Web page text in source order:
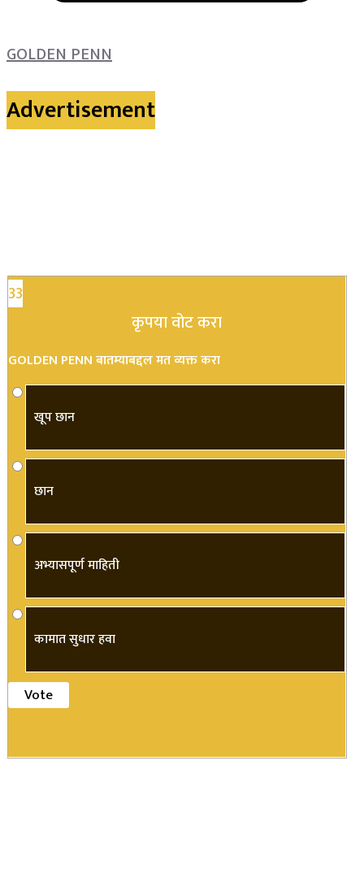
GOLDEN PENN
Advertisement
33
कृपया वोट करा
GOLDEN PENN बातम्याबद्दल मत व्यक्त करा
खूप छान
छान
अभ्यासपूर्ण माहिती
कामात सुधार हवा